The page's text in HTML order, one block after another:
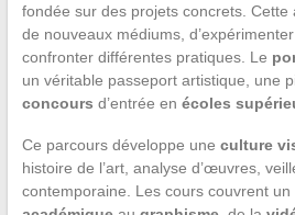
fondée sur des projets concrets. Cette
de nouveaux médiums,
confronter différentes pratiques. Le
un véritable passeport artistique, une
concours d’entrée en écoles
Ce parcours développe une culture
histoire de l’art, analyse d’œuvres,
contemporaine. Les cours couvrent